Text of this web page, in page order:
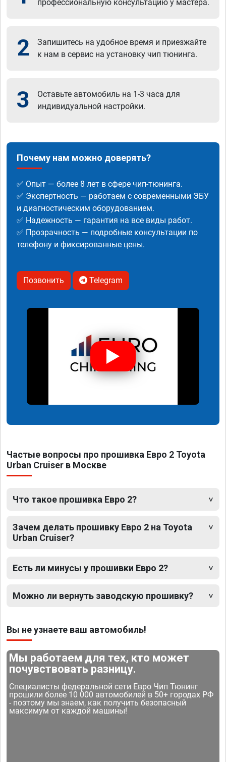
профессиональную консультацию у мастера.
2
Запишитесь на удобное время и приезжайте
к нам в сервис на установку чип тюнинга.
3
Оставьте автомобиль на 1-3 часа для
индивидуальной настройки.
Почему нам можно доверять?
✅ Опыт — более 8 лет в сфере чип-тюнинга.
✅ Экспертность — работаем с современными ЭБУ
и диагностическим оборудованием.
✅ Надежность — гарантия на все виды работ.
✅ Прозрачность — подробные консультации по
телефону и фиксированные цены.
Позвонить Telegram
Частые вопросы про прошивка Евро 2 Toyota
Urban Cruiser в Москве
Что такое прошивка Евро 2?
Зачем делать прошивку Евро 2 на Toyota
Urban Cruiser?
Есть ли минусы у прошивки Евро 2?
Можно ли вернуть заводскую прошивку?
Вы не узнаете ваш автомобиль!
Мы работаем для тех, кто может
почувствовать разницу.
Специалисты федеральной сети Евро Чип Тюнинг
прошили более 10 000 автомобилей в 50+ городах РФ
- поэтому мы знаем, как получить безопасный
максимум от каждой машины!